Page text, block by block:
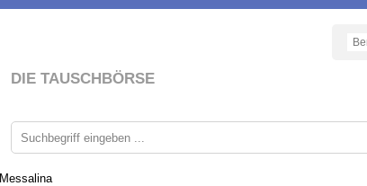
DIE TAUSCHBÖRSE
Messalina